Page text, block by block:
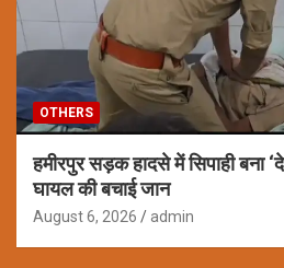
OTHERS
हमीरपुर सड़क हादसे में सिपाही बना
घायल की बचाई जान
August 6, 2026 admin